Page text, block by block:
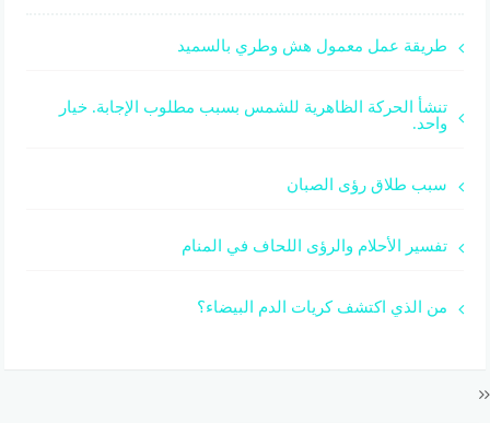
طريقة عمل معمول هش وطري بالسميد
تنشأ الحركة الظاهرية للشمس بسبب مطلوب الإجابة. خيار
واحد.
سبب طلاق رؤى الصبان
تفسير الأحلام والرؤى اللحاف في المنام
من الذي اكتشف كريات الدم البيضاء؟